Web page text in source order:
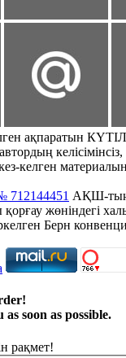
ақпаратын
келген
712144451 АҚШ-тың
жөніндегі
Берн
soon as possible.
рақмет!